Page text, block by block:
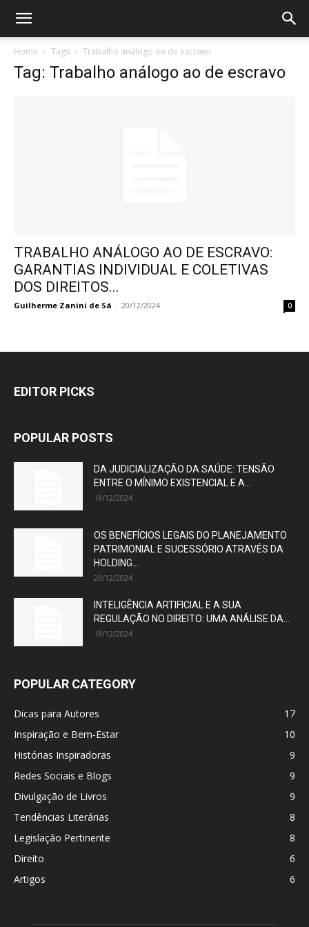
Home Tags Trabalho análogo ao de escravo
Tag: Trabalho análogo ao de escravo
TRABALHO ANÁLOGO AO DE ESCRAVO:
GARANTIAS INDIVIDUAL E COLETIVAS
DOS DIREITOS...
Guilherme Zanini de Sá - 20/12/2024 0
EDITOR PICKS
POPULAR POSTS
DA JUDICIALIZAÇÃO DA SAÚDE: TENSÃO
ENTRE O MÍNIMO EXISTENCIAL E A...
19/12/2024
OS BENEFÍCIOS LEGAIS DO PLANEJAMENTO
PATRIMONIAL E SUCESSÓRIO ATRAVÉS DA
HOLDING...
20/12/2024
INTELIGÊNCIA ARTIFICIAL E A SUA
REGULAÇÃO NO DIREITO: UMA ANÁLISE DA...
19/12/2024
POPULAR CATEGORY
Dicas para Autores
17
Inspiração e Bem-Estar
10
Histórias Inspiradoras
9
Redes Sociais e Blogs
9
Divulgação de Livros
9
Tendências Literárias
8
Legislação Pertinente
8
Direito
6
Artigos
6